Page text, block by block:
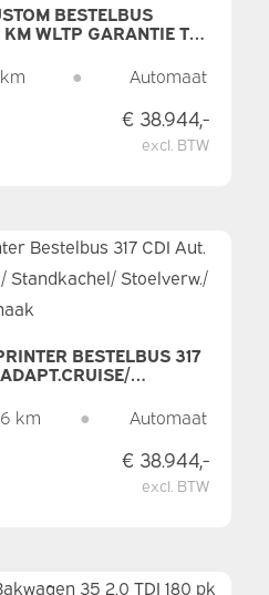
BESTELBUS
WLTP GARANTIE T/M
CAMERA
● Automaat
€ 38.944,-
excl. BTW
BESTELBUS 317
km ● Automaat
€ 38.944,-
excl. BTW